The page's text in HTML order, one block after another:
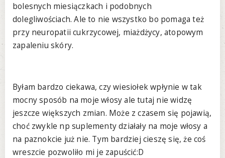
bolesnych miesiączkach i podobnych
dolegliwościach. Ale to nie wszystko bo pomaga też
przy neuropatii cukrzycowej, miażdżycy, atopowym
zapaleniu skóry.
Byłam bardzo ciekawa, czy wiesiołek wpłynie w tak
mocny sposób na moje włosy ale tutaj nie widzę
jeszcze większych zmian. Może z czasem się pojawią,
choć zwykle np suplementy działały na moje włosy a
na paznokcie już nie. Tym bardziej cieszę się, że coś
wreszcie pozwoliło mi je zapuścić:D